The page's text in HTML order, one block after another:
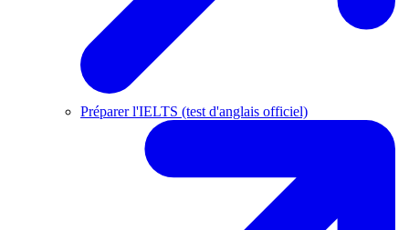
Préparer l'IELTS (test d'anglais officiel)